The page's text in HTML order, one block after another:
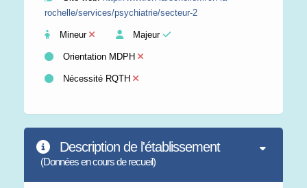
rochelle/services/psychiatrie/secteur-2
Mineur Majeur
Orientation MDPH
Nécessité RQTH
Description de l'établissement
(Données en cours de recueil)